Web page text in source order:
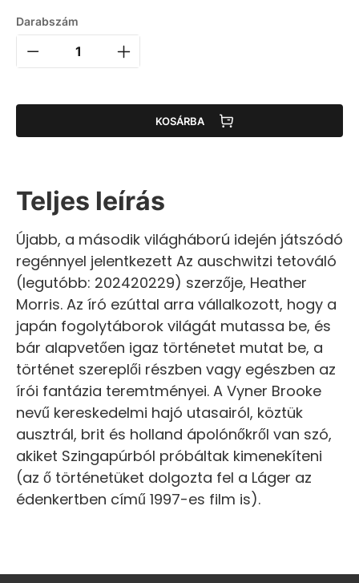
Darabszám
KOSÁRBA
Teljes leírás
Újabb, a második világháború idején játszódó
regénnyel jelentkezett Az auschwitzi tetováló
(legutóbb: 202420229) szerzője, Heather
Morris. Az író ezúttal arra vállalkozott, hogy a
japán fogolytáborok világát mutassa be, és
bár alapvetően igaz történetet mutat be, a
történet szereplői részben vagy egészben az
írói fantázia teremtményei. A Vyner Brooke
nevű kereskedelmi hajó utasairól, köztük
ausztrál, brit és holland ápolónőkről van szó,
akiket Szingapúrból próbáltak kimenekíteni
(az ő történetüket dolgozta fel a Láger az
édenkertben című 1997-es film is).